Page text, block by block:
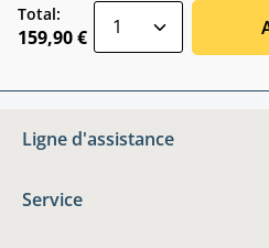
Total:
159,90 €
Ligne d'assistance
Service